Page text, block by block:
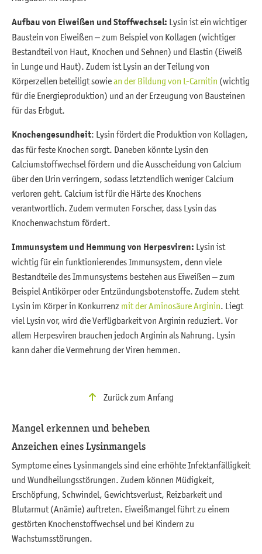
Aufbau von Eiweißen und Stoffwechsel: Lysin ist ein wichtiger
Baustein von Eiweißen – zum Beispiel von Kollagen (wichtiger
Bestandteil von Haut, Knochen und Sehnen) und Elastin (Eiweiß
in Lunge und Haut). Zudem ist Lysin an der Teilung von
Körperzellen beteiligt sowiean der Bildung von L-Carnitin (wichtig
für die Energieproduktion) und an der Erzeugung von Bausteinen
für das Erbgut.
Knochengesundheit: Lysin fördert die Produktion von Kollagen,
das für feste Knochen sorgt. Daneben könnte Lysin den
Calciumstoffwechsel fördern und die Ausscheidung von Calcium
über den Urin verringern, sodass letztendlich weniger Calcium
verloren geht. Calcium ist für die Härte des Knochens
verantwortlich. Zudem vermuten Forscher, dass Lysin das
Knochenwachstum fördert.
Immunsystem und Hemmung von Herpesviren: Lysin ist
wichtig für ein funktionierendes Immunsystem, denn viele
Bestandteile des Immunsystems bestehen aus Eiweißen – zum
Beispiel Antikörper oder Entzündungsbotenstoffe. Zudem steht
Lysin im Körper in Konkurrenz mit der Aminosäure Arginin. Liegt
viel Lysin vor, wird die Verfügbarkeit von Arginin reduziert. Vor
allem Herpesviren brauchen jedoch Arginin als Nahrung. Lysin
kann daher die Vermehrung der Viren hemmen.
Zurück zum Anfang
Mangel erkennen und beheben
Anzeichen eines Lysinmangels
Symptome eines Lysinmangels sind eine erhöhte Infektanfälligkeit
und Wundheilungsstörungen. Zudem können Müdigkeit,
Erschöpfung, Schwindel, Gewichtsverlust, Reizbarkeit und
Blutarmut (Anämie) auftreten. Eiweißmangel führt zu einem
gestörten Knochenstoffwechsel und bei Kindern zu
Wachstumsstörungen.